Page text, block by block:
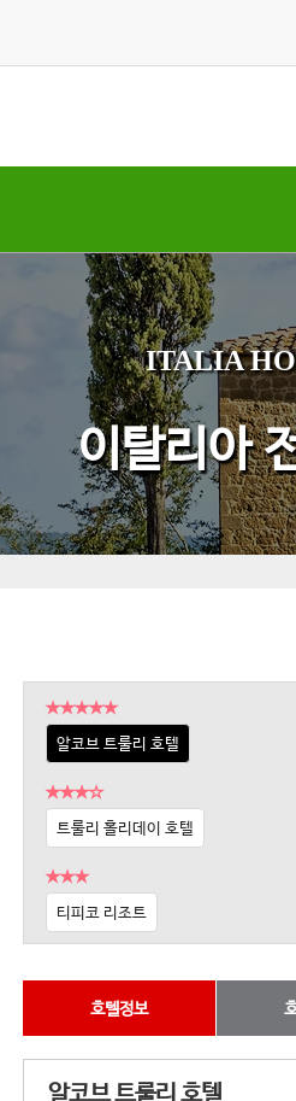
ITALIA
이탈리아
★★★★★
알코브 트룰리 호텔
★★★☆
트룰리 홀리데이 호텔
★★★
티피코 리조트
호텔정보
알코브 트룰리 호텔